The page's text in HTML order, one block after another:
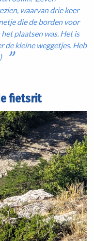
waarvan drie keer
die de borden voor
plaatsen was. Het is
de kleine weggetjes. Heb
fietsrit